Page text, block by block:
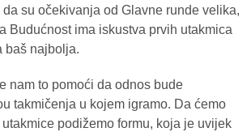
su očekivanja od Glavne runde velika,
Budućnost ima iskustva prvih utakmica
baš najbolja.
nam to pomoći da odnos bude
takmičenja u kojem igramo. Da ćemo
podižemo formu, koja je uvijek